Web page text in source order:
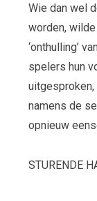
Wie dan wel
worden,
‘onthulling’
spelers hun
uitgesproken,
namens de
opnieuw
STURENDE